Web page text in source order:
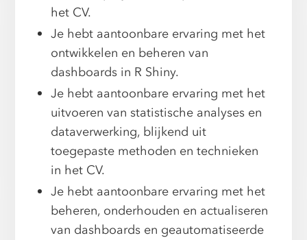
het CV.
Je hebt aantoonbare ervaring met het
ontwikkelen en beheren van
dashboards in R Shiny.
Je hebt aantoonbare ervaring met het
uitvoeren van statistische analyses en
dataverwerking, blijkend uit
toegepaste methoden en technieken
in het CV.
Je hebt aantoonbare ervaring met het
beheren, onderhouden en actualiseren
van dashboards en geautomatiseerde